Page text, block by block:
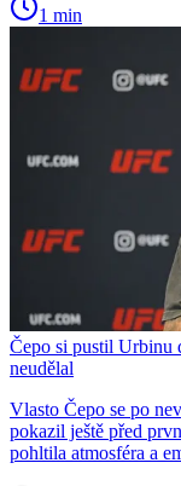
1 min
Čepo si pustil Urbinu
neudělal
Vlasto Čepo se po
pokazil ještě před
pohltila atmosféra a